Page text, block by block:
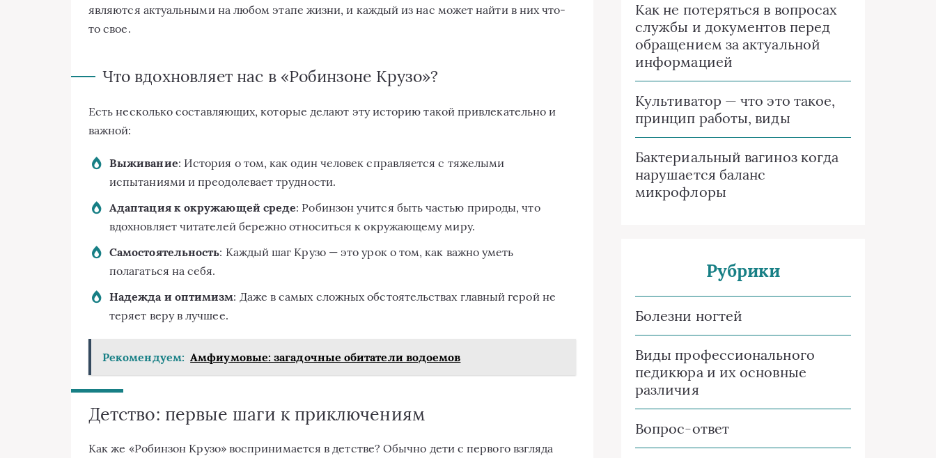
являются актуальными на любом этапе жизни, и каждый из нас может найти в них что-
то свое.
Что вдохновляет нас в «Робинзоне Крузо»?
Есть несколько составляющих, которые делают эту историю такой привлекательно и
важной:
Выживание: История о том, как один человек справляется с тяжелыми
испытаниями и преодолевает трудности.
Адаптация к окружающей среде: Робинзон учится быть частью природы, что
вдохновляет читателей бережно относиться к окружающему миру.
Самостоятельность: Каждый шаг Крузо — это урок о том, как важно уметь
полагаться на себя.
Надежда и оптимизм: Даже в самых сложных обстоятельствах главный герой не
теряет веру в лучшее.
Рекомендуем: Амфиумовые: загадочные обитатели водоемов
Детство: первые шаги к приключениям
Как же «Робинзон Крузо» воспринимается в детстве? Обычно дети с первого взгляда
Как не потеряться в вопросах
службы и документов перед
обращением за актуальной
информацией
Культиватор — что это такое,
принцип работы, виды
Бактериальный вагиноз когда
нарушается баланс
микрофлоры
Рубрики
Болезни ногтей
Виды профессионального
педикюра и их основные
различия
Вопрос-ответ